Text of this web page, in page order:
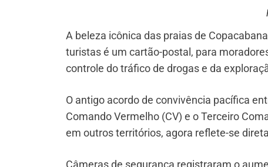
A beleza icônica das praias de
turistas é um cartão-postal, para
controle do tráfico de drogas e da
O antigo acordo de convivência pacífica
Comando Vermelho (CV) e o Terceiro
em outros territórios, agora reflete-se
Câmeras de segurança registraram o